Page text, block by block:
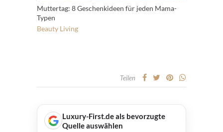
Muttertag: 8 Geschenkideen für jeden Mama-
Typen
Beauty Living
Teilen
Luxury-First.de als bevorzugte
Quelle auswählen